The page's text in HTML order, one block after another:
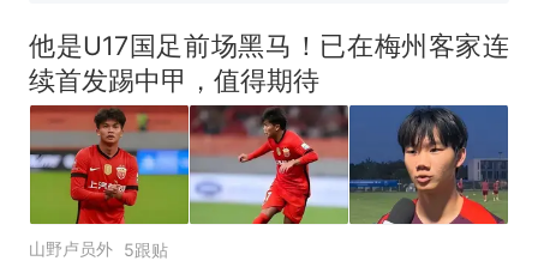
核查
力已达15级 最新研判
享界G9车型预售价公布：
43.98万起
热 那个在床头放菜刀的女孩，
因老师一句“跟我回家”改写了
人生
他是U17国足前场黑马！已在梅州客家连
续首发踢中甲，值得期待
山野卢员外 5跟贴